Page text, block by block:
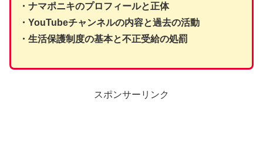
・ナマポニキのプロフィールと正体
・YouTubeチャンネルの内容と過去の活動
・生活保護制度の基本と不正受給の処罰
スポンサーリンク